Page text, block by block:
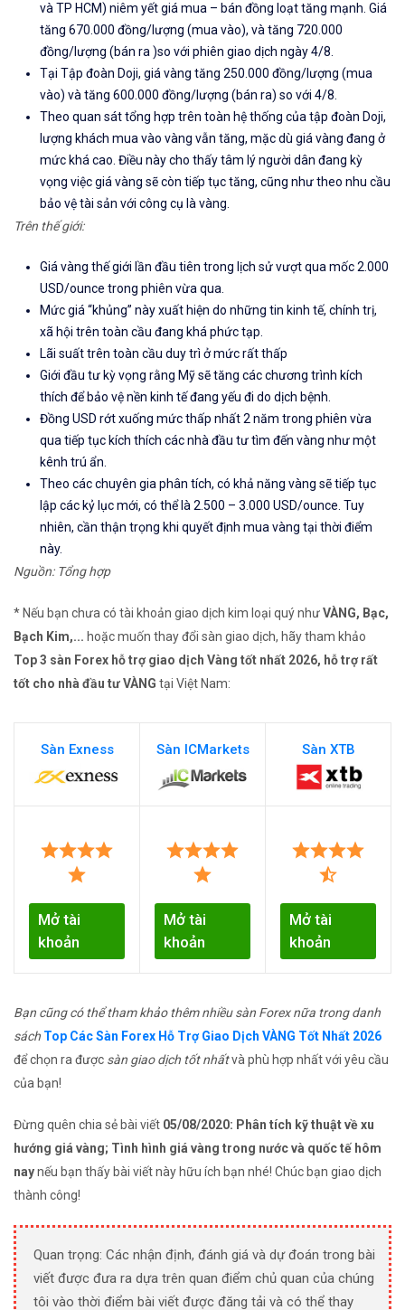
và TP HCM) niêm yết giá mua – bán đồng loạt tăng mạnh. Giá
tăng 670.000 đồng/lượng (mua vào), và tăng 720.000
đồng/lượng (bán ra )so với phiên giao dịch ngày 4/8.
Tại Tập đoàn Doji, giá vàng tăng 250.000 đồng/lượng (mua
vào) và tăng 600.000 đồng/lượng (bán ra) so với 4/8.
Theo quan sát tổng hợp trên toàn hệ thống của tập đoàn Doji,
lượng khách mua vào vàng vẫn tăng, mặc dù giá vàng đang ở
mức khá cao. Điều này cho thấy tâm lý người dân đang kỳ
vọng việc giá vàng sẽ còn tiếp tục tăng, cũng như theo nhu cầu
bảo vệ tài sản với công cụ là vàng.
Trên thế giới:
Giá vàng thế giới lần đầu tiên trong lịch sử vượt qua mốc 2.000
USD/ounce trong phiên vừa qua.
Mức giá “khủng” này xuất hiện do những tin kinh tế, chính trị,
xã hội trên toàn cầu đang khá phức tạp.
Lãi suất trên toàn cầu duy trì ở mức rất thấp
Giới đầu tư kỳ vọng rằng Mỹ sẽ tăng các chương trình kích
thích để bảo vệ nền kinh tế đang yếu đi do dịch bệnh.
Đồng USD rớt xuống mức thấp nhất 2 năm trong phiên vừa
qua tiếp tục kích thích các nhà đầu tư tìm đến vàng như một
kênh trú ẩn.
Theo các chuyên gia phân tích, có khả năng vàng sẽ tiếp tục
lập các kỷ lục mới, có thể là 2.500 – 3.000 USD/ounce. Tuy
nhiên, cần thận trọng khi quyết định mua vàng tại thời điểm
này.
Nguồn: Tổng hợp
* Nếu bạn chưa có tài khoản giao dịch kim loại quý nhưVÀNG, Bạc,
Bạch Kim,... hoặc muốn thay đổi sàn giao dịch, hãy tham khảo
Top 3 sàn Forex hỗ trợ giao dịch Vàng tốt nhất 2026, hỗ trợ rất
tốt cho nhà đầu tư VÀNG tại Việt Nam:
Sàn Exness Sàn ICMarkets Sàn XTB
Mở tài
khoản
Mở tài
khoản
Mở tài
khoản
Bạn cũng có thể tham khảo thêm nhiều sàn Forex nữa trong danh
sách Top Các Sàn Forex Hỗ Trợ Giao Dịch VÀNG Tốt Nhất 2026
để chọn ra được sàn giao dịch tốt nhấtvà phù hợp nhất với yêu cầu
của bạn!
Đừng quên chia sẻ bài viết 05/08/2020: Phân tích kỹ thuật về xu
hướng giá vàng; Tình hình giá vàng trong nước và quốc tế hôm
naynếu bạn thấy bài viết này hữu ích bạn nhé! Chúc bạn giao dịch
thành công!
Quan trọng: Các nhận định, đánh giá và dự đoán trong bài
viết được đưa ra dựa trên quan điểm chủ quan của chúng
tôi vào thời điểm bài viết được đăng tải và có thể thay